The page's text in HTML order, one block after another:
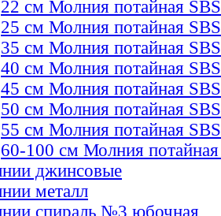
22 см Молния потайная SBS
25 см Молния потайная SBS
35 см Молния потайная SBS
40 см Молния потайная SBS
45 см Молния потайная SBS
50 см Молния потайная SBS
55 см Молния потайная SBS
60-100 см Молния
джинсовые
металл
спираль №3 юбочная